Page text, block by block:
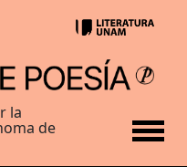
la
de